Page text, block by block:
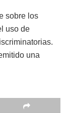
sobre los
uso de
una